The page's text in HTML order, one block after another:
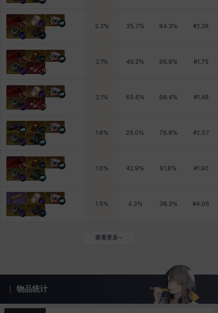
2.3% 35.7% 84.3% #2.26
2.1 % 46.2% 96.9% #1.75
2.1 % 65.6% 98.4% #1.48
1.8% 25.0% 76.8% #2.57
1.6% 42.9% 91.8% #1.90
1.5% 4.3% 38.3% #4.06
查看更多
物品统计